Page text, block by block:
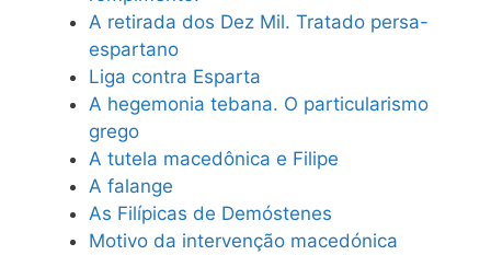
A retirada dos Dez Mil. Tratado persa-
espartano
Liga contra Esparta
A hegemonia tebana. O particularismo
grego
A tutela macedônica e Filipe
A falange
As Filípicas de Demóstenes
Motivo da intervenção macedónica